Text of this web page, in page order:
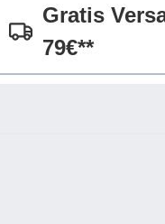
Gratis
79€**